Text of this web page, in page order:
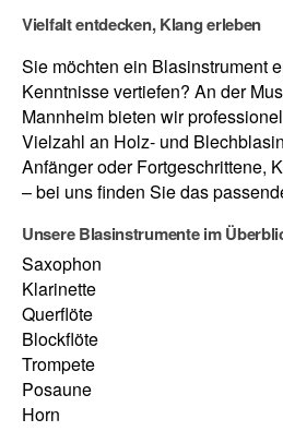
Vielfalt entdecken, Klang erleben
Sie möchten ein Blasinstrument
Kenntnisse vertiefen? An der
Mannheim bieten wir
Vielzahl an Holz- und
Anfänger oder Fortgeschrittene,
– bei uns finden Sie das
Unsere Blasinstrumente im
Saxophon
Klarinette
Querflöte
Blockflöte
Trompete
Posaune
Horn